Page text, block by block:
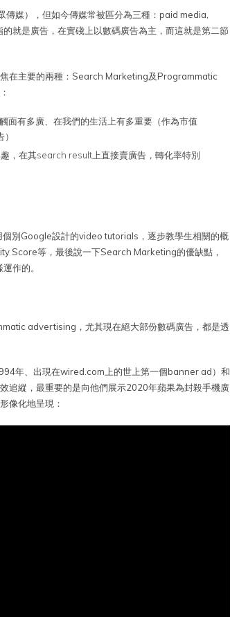
媒），但如今傳媒常被區分為三種：paid media,
是廣告，在實碊上以數碼廣告為主，而這就是第二節
焦在主要的兩種：Search Marketing及Programmatic
有多廣、在我們的生活上有多重要（作為市值
，在其search result上直接賣廣告，轉化率特別
別Google設計的video tutorials，逐步教學生相關的概
Score等，最後說一下Search Marketing的優缺點，
作的。
advertising，尤其現在絕大部份數碼廣告，都是透
年、出現在wired.com上的世上第一個banner ad）和
追縱，最重要的是向他們展示2020年蘋果為封殺手機廣
像化地呈現：